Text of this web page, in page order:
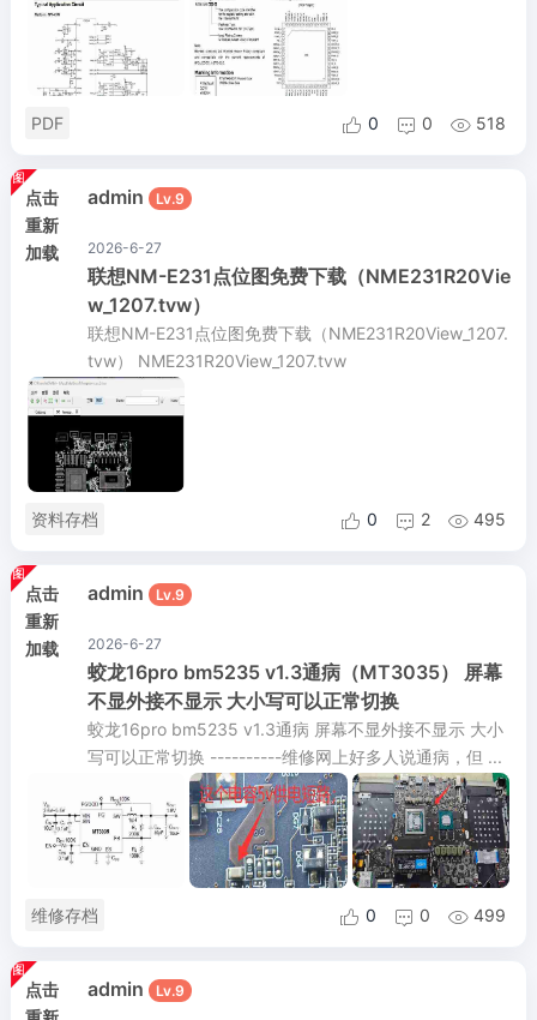
PDF  0  0  518
点击
重新
加载
admin Lv.9
2026-6-27
联想NM-E231点位图免费下载（NME231R20Vie
w_1207.tvw）
联想NM-E231点位图免费下载（NME231R20View_1207.
tvw） NME231R20View_1207.tvw
资料存档  0  2  495
点击
重新
加载
admin Lv.9
2026-6-27
蛟龙16pro bm5235 v1.3通病（MT3035） 屏幕
不显外接不显示 大小写可以正常切换
蛟龙16pro bm5235 v1.3通病 屏幕不显外接不显示 大小
写可以正常切换 ----------维修网上好多人说通病，但 ...
维修存档  0  0  499
点击
admin Lv.9